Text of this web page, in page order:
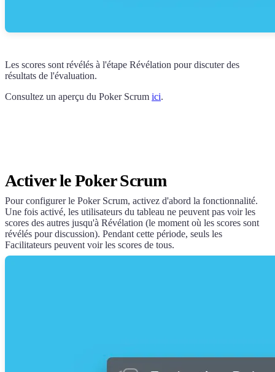
Les scores sont révélés à l'étape Révélation pour discuter des
résultats de l'évaluation.
Consultez un aperçu du Poker Scrum ici.
Activer le Poker Scrum
Pour configurer le Poker Scrum, activez d'abord la fonctionnalité.
Une fois activé, les utilisateurs du tableau ne peuvent pas voir les
scores des autres jusqu'à Révélation (le moment où les scores sont
révélés pour discussion). Pendant cette période, seuls les
Facilitateurs peuvent voir les scores de tous.